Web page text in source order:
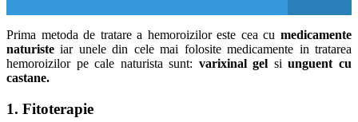
Prima metoda de tratare a hemoroizilor este cea cu medicamente
naturiste iar unele din cele mai folosite medicamente in tratarea
hemoroizilor pe cale naturista sunt: varixinal gel siunguent cu
castane.
1. Fitoterapie